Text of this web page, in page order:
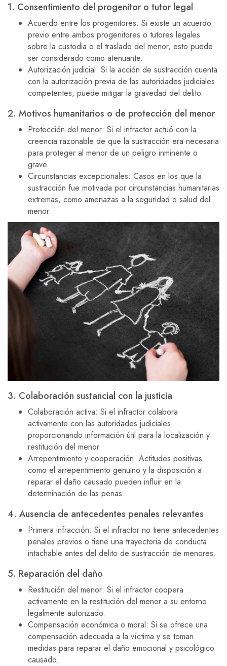
1. Consentimiento del progenitor o tutor legal
Acuerdo entre los progenitores: Si existe un acuerdo
previo entre ambos progenitores o tutores legales
sobre la custodia o el traslado del menor, esto puede
ser considerado como atenuante.
Autorización judicial: Si la acción de sustracción cuenta
con la autorización previa de las autoridades judiciales
competentes, puede mitigar la gravedad del delito.
2. Motivos humanitarios o de protección del menor
Protección del menor: Si el infractor actuó con la
creencia razonable de que la sustracción era necesaria
para proteger al menor de un peligro inminente o
grave.
Circunstancias excepcionales: Casos en los que la
sustracción fue motivada por circunstancias humanitarias
extremas, como amenazas a la seguridad o salud del
menor.
3. Colaboración sustancial con la justicia
Colaboración activa: Si el infractor colabora
activamente con las autoridades judiciales
proporcionando información útil para la localización y
restitución del menor.
Arrepentimiento y cooperación: Actitudes positivas
como el arrepentimiento genuino y la disposición a
reparar el daño causado pueden influir en la
determinación de las penas.
4. Ausencia de antecedentes penales relevantes
Primera infracción: Si el infractor no tiene antecedentes
penales previos o tiene una trayectoria de conducta
intachable antes del delito de sustracción de menores.
5. Reparación del daño
Restitución del menor: Si el infractor coopera
activamente en la restitución del menor a su entorno
legalmente autorizado.
Compensación económica o moral: Si se ofrece una
compensación adecuada a la víctima y se toman
medidas para reparar el daño emocional y psicológico
causado.